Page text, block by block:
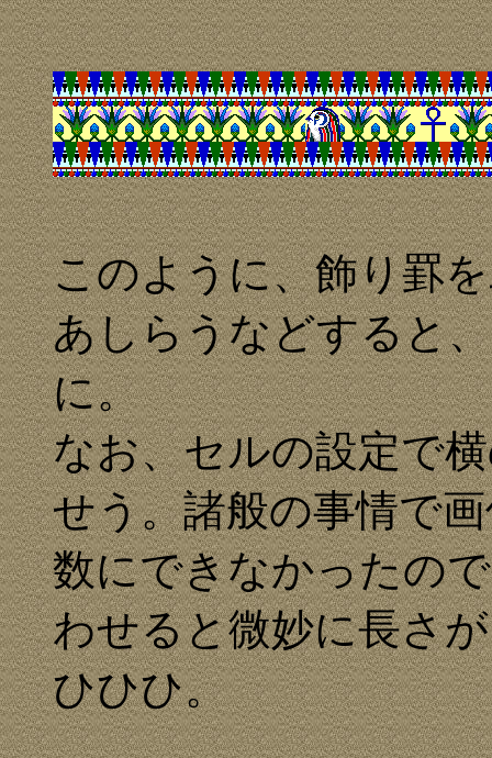
このように、飾り罫
あしらうなどすると
に。
なお、セルの設定で
せう。諸般の事情で
数にできなかったの
わせると微妙に長さ
ひひひ。